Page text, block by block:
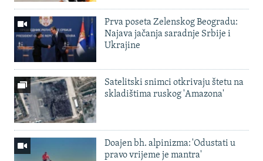
Prva poseta Zelenskog Beogradu:
Najava jačanja saradnje Srbije i
Ukrajine
Satelitski snimci otkrivaju štetu na
skladištima ruskog 'Amazona'
Doajen bh. alpinizma: 'Odustati u
pravo vrijeme je mantra'